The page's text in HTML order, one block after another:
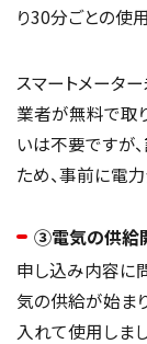
り30分ごとの使
スマートメータ
業者が無料で取
いは不要ですが
ため、事前に電
③電気の供給
申し込み内容に
気の供給が始ま
入れて使用しまし